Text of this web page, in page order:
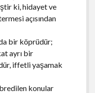
ki, hidayet ve
açısından
bir köprüdür;
ayrı bir
iffetli yaşamak
konular